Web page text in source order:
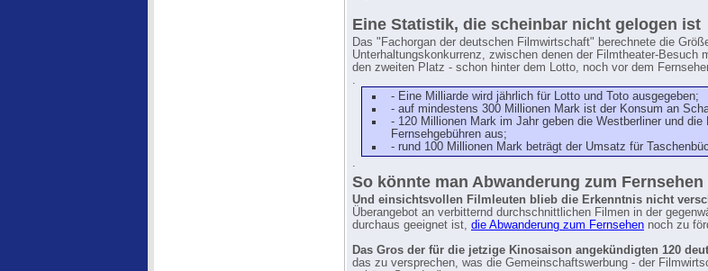
Eine Statistik, die scheinbar nicht gelogen ist
Das "Fachorgan der deutschen Filmwirtschaft" berechnete die
Unterhaltungskonkurrenz, zwischen denen der Filmtheater-Besuch
den zweiten Platz - schon hinter dem Lotto, noch vor dem
.
- Eine Milliarde wird jährlich für Lotto und Toto ausgegeben;
- auf mindestens 300 Millionen Mark ist der Konsum an
- 120 Millionen Mark im Jahr geben die Westberliner und die
Fernsehgebühren aus;
- rund 100 Millionen Mark beträgt der Umsatz für
.
So könnte man Abwanderung zum
Und einsichtsvollen Filmleuten blieb die Erkenntnis nicht
Überangebot an verbitternd durchschnittlichen Filmen in der
durchaus geeignet ist, die Abwanderung zum Fernsehen noch zu
Das Gros der für die jetzige Kinosaison angekündigten 120
das zu versprechen, was die Gemeinschaftswerbung - der